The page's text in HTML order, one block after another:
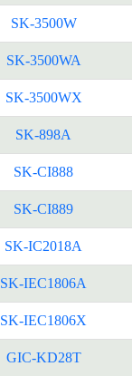
SK-3500W
SK-3500WA
SK-3500WX
SK-898A
SK-CI888
SK-CI889
SK-IC2018A
SK-IEC1806A
SK-IEC1806X
GIC-KD28T